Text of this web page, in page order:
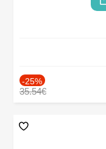
-25%
35.54€